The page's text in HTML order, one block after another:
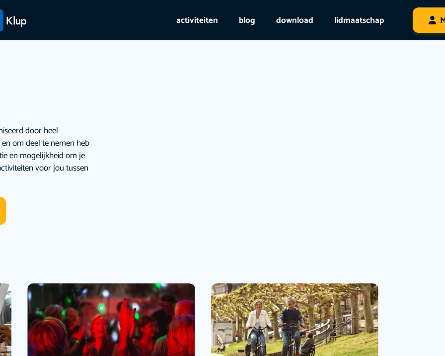
activiteiten blog download lidmaatschap
door heel
om deel te nemen heb
en mogelijkheid om je
voor jou tussen